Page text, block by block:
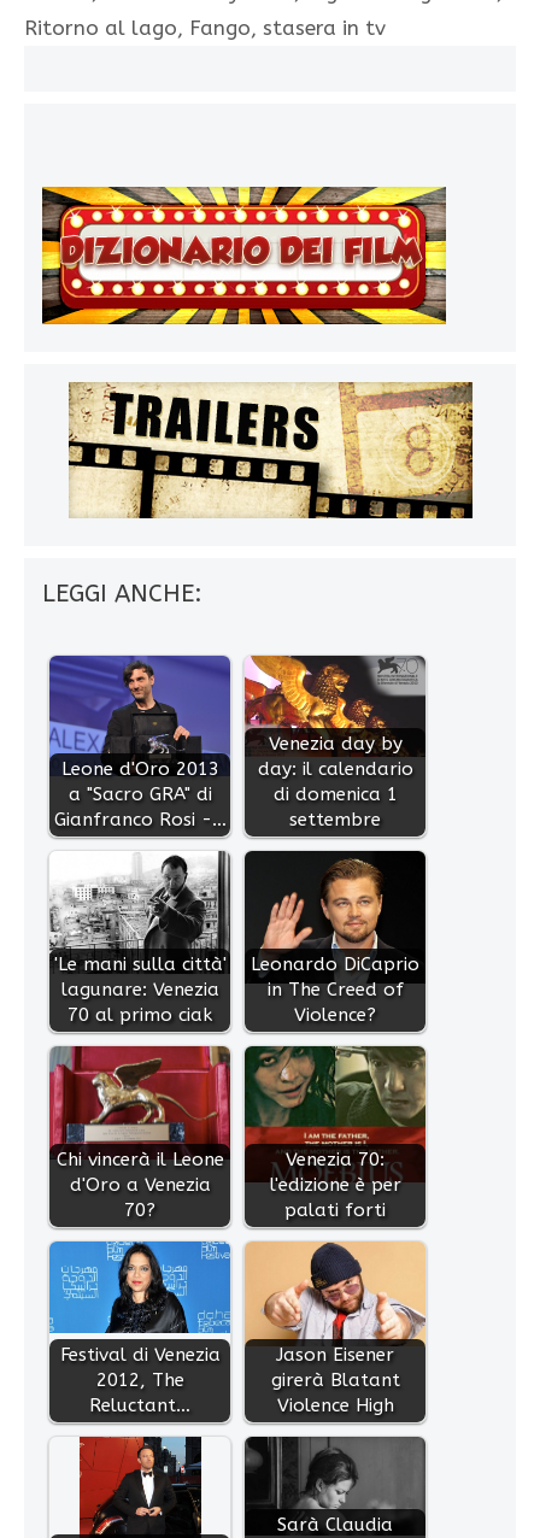
Ritorno al lago, Fango, stasera in tv
LEGGI ANCHE:
Leone d'Oro 2013
a "Sacro GRA" di
Gianfranco Rosi -…
Venezia day by
day: il calendario
di domenica 1
settembre
'Le mani sulla città'
lagunare: Venezia
70 al primo ciak
Leonardo DiCaprio
in The Creed of
Violence?
Chi vincerà il Leone
d'Oro a Venezia
70?
Venezia 70:
l'edizione è per
palati forti
Festival di Venezia
2012, The
Reluctant…
Jason Eisener
girerà Blatant
Violence High
Sarà Claudia